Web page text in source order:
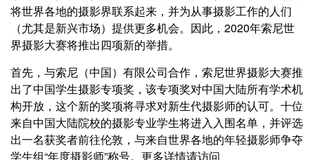
将世界各地的摄影界联系起来，并为从事摄影工作的人们
（尤其是新兴市场）提供更多机会。因此，2020年索尼世
界摄影大赛将推出四项新的举措。
首先，与索尼（中国）有限公司合作，索尼世界摄影大赛推
出了中国学生摄影专项奖，该专项奖对中国大陆所有学术机
构开放，这个新的奖项将寻求对新生代摄影师的认可。十位
来自中国大陆院校的摄影专业学生将进入入围名单，并评选
出一名获奖者前往伦敦，与来自世界各地的年轻摄影师争夺
学生组“年度摄影师”称号。更多详情请访问